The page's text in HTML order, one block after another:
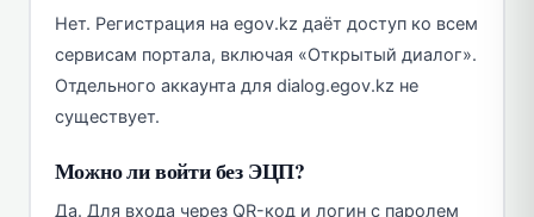
Нет. Регистрация на egov.kz даёт доступ ко всем
сервисам портала, включая «Открытый диалог».
Отдельного аккаунта для dialog.egov.kz не
существует.
Можно ли войти без ЭЦП?
Да. Для входа через QR-код и логин с паролем